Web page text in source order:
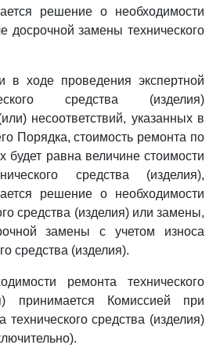
решение о необходимости
досрочной замены технического
в ходе проведения экспертной
средства (изделия)
несоответствий, указанных в
Порядка, стоимость ремонта по
будет равна величине стоимости
средства (изделия),
решение о необходимости
средства (изделия) или замены,
замены с учетом износа
средства (изделия).
ремонта технического
принимается Комиссией при
технического средства (изделия)